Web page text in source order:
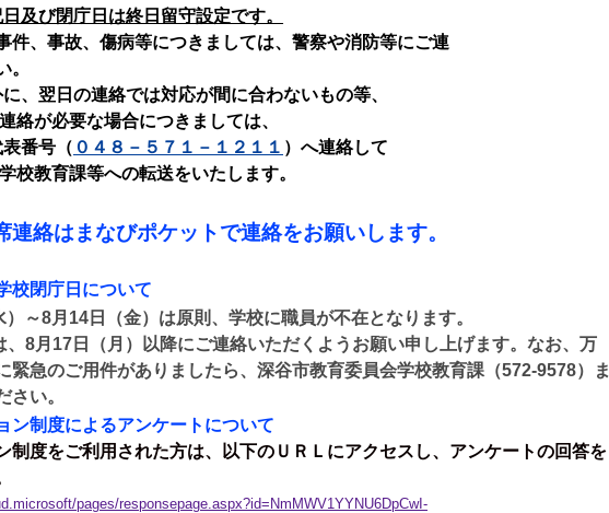
日及び閉庁日は終日留守設定です。
件、事故、傷病等につきましては、警察や消防等にご連
、翌日の連絡では対応が間に合わないもの等、
が必要な場合につきましては、
番号（ ０４８－５７１－１２１１ ）へ連絡して
教育課等への転送をいたします。
連絡はまなびポケットで連絡をお願いします。
校閉庁日について
）～8月 14 日（金）は原則、学校に職員が不在となります。
8月 17 日（月）以降にご連絡いただくようお願い申し上げます。なお、万
緊急のご用件がありましたら、深谷市教育委員会学校教育課（572-9578）ま
さい。
ン制度によるアンケートについて
制度をご利用された方は、以下のＵＲＬにアクセスし、アンケートの回答を
pages/responsepage.aspx?id=NmMWV1YYNU6DpCwI-